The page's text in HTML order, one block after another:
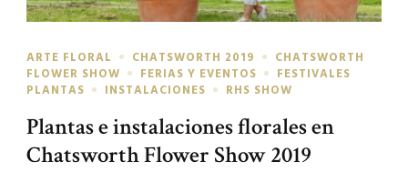
ARTE FLORAL CHATSWORTH 2019
CHATSWORTH
FLOWER SHOW
FERIAS Y EVENTOS
FESTIVALES
PLANTAS
INSTALACIONES RHS SHOW
Plantas e instalaciones florales en
Chatsworth Flower Show 2019